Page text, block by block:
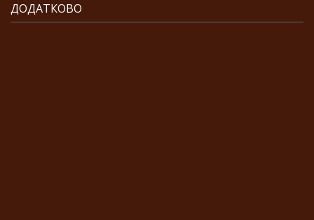
ДОДАТКОВО